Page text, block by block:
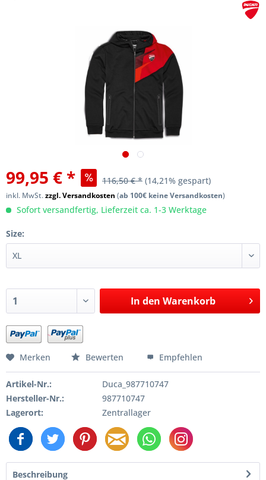
99,95 € * 116,50 € * (14,21% gespart)
inkl. MwSt.zzgl. Versandkosten (ab 100€ keine Versandkosten)
Sofort versandfertig, Lieferzeit ca. 1-3 Werktage
Size:
In den Warenkorb
Merken Bewerten Empfehlen
Artikel-Nr.:
Duca_987710747
Hersteller-Nr.:
987710747
Lagerort:
Zentrallager
Beschreibung